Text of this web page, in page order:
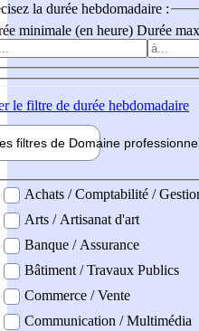
la durée hebdomadaire :
minimale (en heure) Durée
le filtre de durée hebdomadaire
filtres de Domaine pro
professionel
Achats / Comptabilité /
Arts / Artisanat d'art
Banque / Assurance
Bâtiment / Travaux Publics
Commerce / Vente
Communication / Multimédia